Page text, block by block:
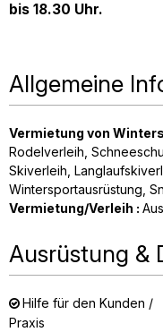
bis 18.30 Uhr.
Allgemeine
Vermietung von
Rodelverleih
Skiverleih
Wintersportausrüstung
Vermietung/Verleih :
Ausrüstung &
Hilfe für den Kunden /
Praxis